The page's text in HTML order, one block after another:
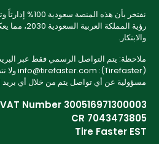
نفتخر بأن هذه
رؤية المملكة
والابتكار.
ملاحظة: يتم التواصل الرسمي فقط عبر البريد
مسؤولية عن أي تواصل يتم من خلال أي بريد
VAT Number 300516971300003
CR 7043473805
Tire Faster EST